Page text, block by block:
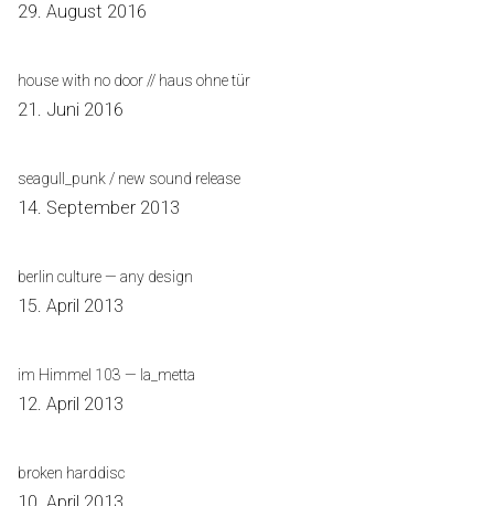
29. August 2016
house with no door // haus ohne tür
21. Juni 2016
seagull_punk / new sound release
14. September 2013
berlin culture — any design
15. April 2013
im Himmel 103 — la_metta
12. April 2013
broken harddisc